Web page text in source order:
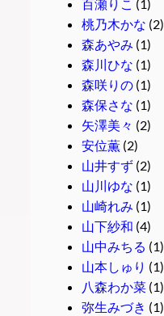
百瀬りこ (1)
桃乃木かな (2)
森あやみ (1)
森川ひな (1)
森咲りの(1)
森保さな (1)
矢澤美々 (2)
安位薫(2)
山井すず(2)
山川ゆな (1)
山崎れみ (1)
山下紗和 (4)
山中みちる (1)
山本しゅり (1)
八森わか菜(1)
弥生みづき (1)